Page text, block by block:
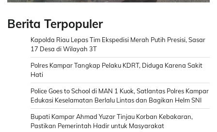
Berita Terpopuler
Kapolda Riau Lepas Tim Ekspedisi Merah Putih Presisi, Sasar
17 Desa di Wilayah 3T
Polres Kampar Tangkap Pelaku KDRT, Diduga Karena Sakit
Hati
Police Goes to School di MAN 1 Kuok, Satlantas Polres Kampar
Edukasi Keselamatan Berlalu Lintas dan Bagikan Helm SNI
Bupati Kampar Ahmad Yuzar Tinjau Korban Kebakaran,
Pastikan Pemerintah Hadir untuk Masyarakat